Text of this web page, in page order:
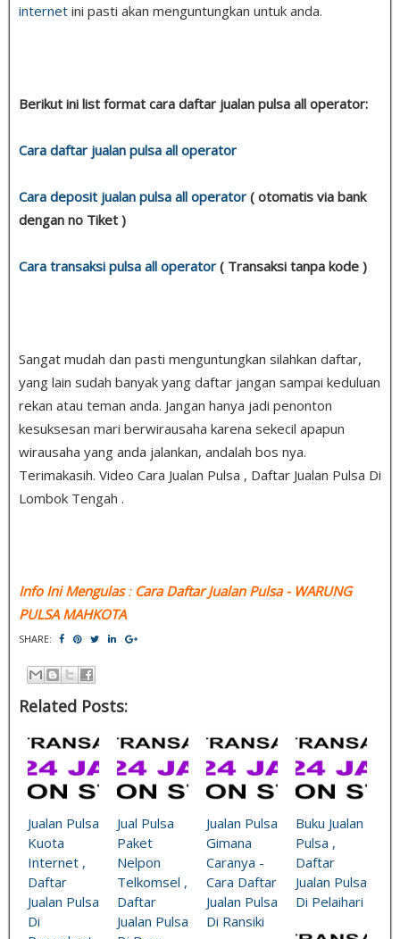
internet ini pasti akan menguntungkan untuk anda.
Berikut ini list format cara daftar jualan pulsa all operator:
Cara daftar jualan pulsa all operator
Cara deposit jualan pulsa all operator ( otomatis via bank
dengan no Tiket )
Cara transaksi pulsa all operator ( Transaksi tanpa kode )
Sangat mudah dan pasti menguntungkan silahkan daftar,
yang lain sudah banyak yang daftar jangan sampai keduluan
rekan atau teman anda. Jangan hanya jadi penonton
kesuksesan mari berwirausaha karena sekecil apapun
wirausaha yang anda jalankan, andalah bos nya.
Terimakasih. Video Cara Jualan Pulsa , Daftar Jualan Pulsa Di
Lombok Tengah .
Info Ini Mengulas: Cara Daftar Jualan Pulsa- WARUNG
PULSA MAHKOTA
SHARE:
Related Posts:
Jualan Pulsa
Kuota
Internet ,
Daftar
Jualan Pulsa
Di
Jual Pulsa
Paket
Nelpon
Telkomsel ,
Daftar
Jualan Pulsa
Jualan Pulsa
Gimana
Caranya -
Cara Daftar
Jualan Pulsa
Di Ransiki
Buku Jualan
Pulsa ,
Daftar
Jualan Pulsa
Di Pelaihari